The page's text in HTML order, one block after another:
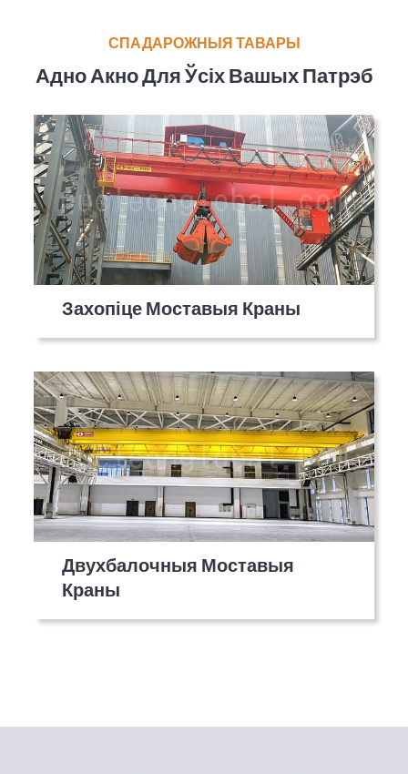
СПАДАРОЖНЫЯ ТАВАРЫ
Адно Акно Для Ўсіх Вашых Патрэб
Захопіце Моставыя Краны
Двухбалочныя Моставыя
Краны